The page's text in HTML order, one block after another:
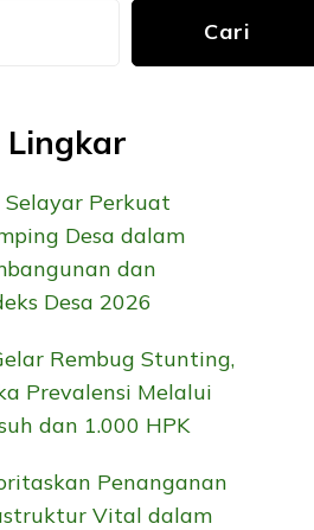
Cari
Lingkar
Selayar Perkuat
Desa dalam
dan
Desa 2026
Rembug Stunting,
Prevalensi Melalui
dan 1.000 HPK
Penanganan
Vital dalam